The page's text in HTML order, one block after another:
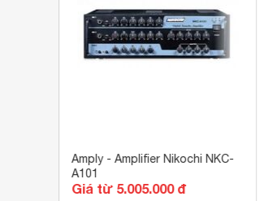
Amply - Amplifier Nikochi NKC-
A101
Giá từ 5.005.000 đ